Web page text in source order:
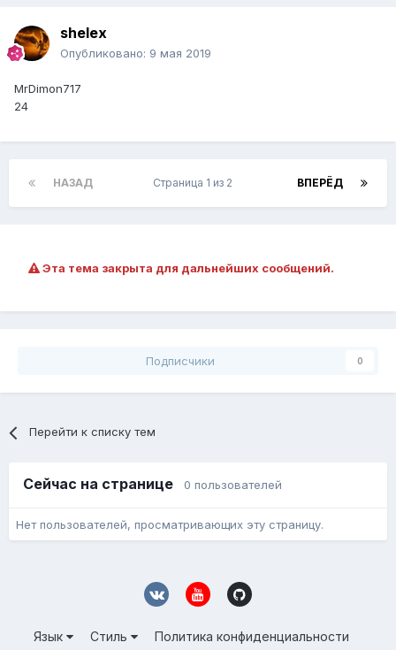
shelex
Опубликовано: 9 мая 2019
MrDimon717
24
НАЗАД ВПЕРЁД
Страница 1 из 2
Эта тема закрыта для дальнейших сообщений.
Подписчики 0
Перейти к списку тем
Сейчас на странице 0 пользователей
Нет пользователей, просматривающих эту страницу.
Язык Стиль
Политика конфиденциальности